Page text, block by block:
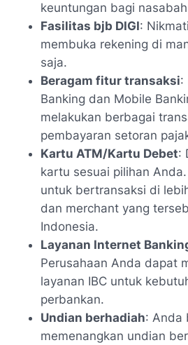
keuntungan bagi
Fasilitas bjb DIGI:
membuka rekening di
saja.
Beragam fitur transaksi:
Banking dan Mobile
melakukan berbagai
pembayaran setoran
Kartu ATM/Kartu Debet:
kartu sesuai pilihan
untuk bertransaksi di
dan merchant yang
Indonesia.
Layanan Internet
Perusahaan Anda dapat
layanan IBC untuk
perbankan.
Undian berhadiah: Anda
memenangkan undian